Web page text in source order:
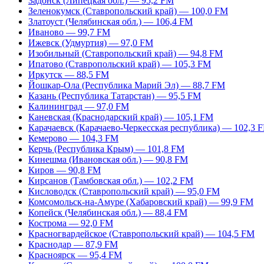
Зеленокумск (Ставропольский край) — 100,0 FM
Златоуст (Челябинская обл.) — 106,4 FM
Иваново — 99,7 FM
Ижевск (Удмуртия) — 97,0 FM
Изобильный (Ставропольский край) — 94,8 FM
Ипатово (Ставропольский край) — 105,3 FM
Иркутск — 88,5 FM
Йошкар-Ола (Республика Марий Эл) — 88,7 FM
Казань (Республика Татарстан) — 95,5 FM
Калининград — 97,0 FM
Каневская (Краснодарский край) — 105,1 FM
Карачаевск (Карачаево-Черкесская республика) — 102,3
Кемерово — 104,3 FM
Керчь (Республика Крым) — 101,8 FM
Кинешма (Ивановская обл.) — 90,8 FM
Киров — 90,8 FM
Кирсанов (Тамбовская обл.) — 102,2 FM
Кисловодск (Ставропольский край) — 95,0 FM
Комсомольск-на-Амуре (Хабаровский край) — 99,9 FM
Копейск (Челябинская обл.) — 88,4 FM
Кострома — 92,0 FM
Красногвардейское (Ставропольский край) — 104,5 FM
Краснодар — 87,9 FM
Красноярск — 95,4 FM